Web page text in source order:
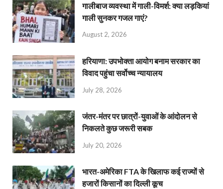
गालीबाज व्‍यवस्‍था में गाली-विमर्श: क्या लड़कियां
गाली सुनकर गजल गाएं?
August 2, 2026
हरियाणा: उपभोक्ता आयोग बनाम सरकार का
विवाद पहुंचा सर्वोच्च न्यायालय
July 28, 2026
जंतर-मंतर पर छात्रों-युवाओं के आंदोलन से
निकलते कुछ जरूरी सबक
July 20, 2026
भारत-अमेरिका FTA के खिलाफ कई राज्यों से
हजारों किसानों का दिल्ली कूच